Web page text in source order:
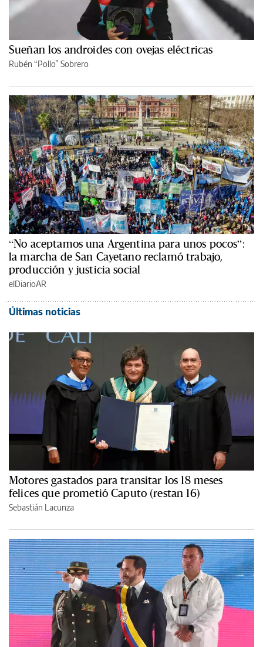
Sueñan los androides con ovejas eléctricas
Rubén “Pollo” Sobrero
“No aceptamos una Argentina para unos pocos”:
la marcha de San Cayetano reclamó trabajo,
producción y justicia social
elDiarioAR
Últimas noticias
Motores gastados para transitar los 18 meses
felices que prometió Caputo (restan 16)
Sebastián Lacunza